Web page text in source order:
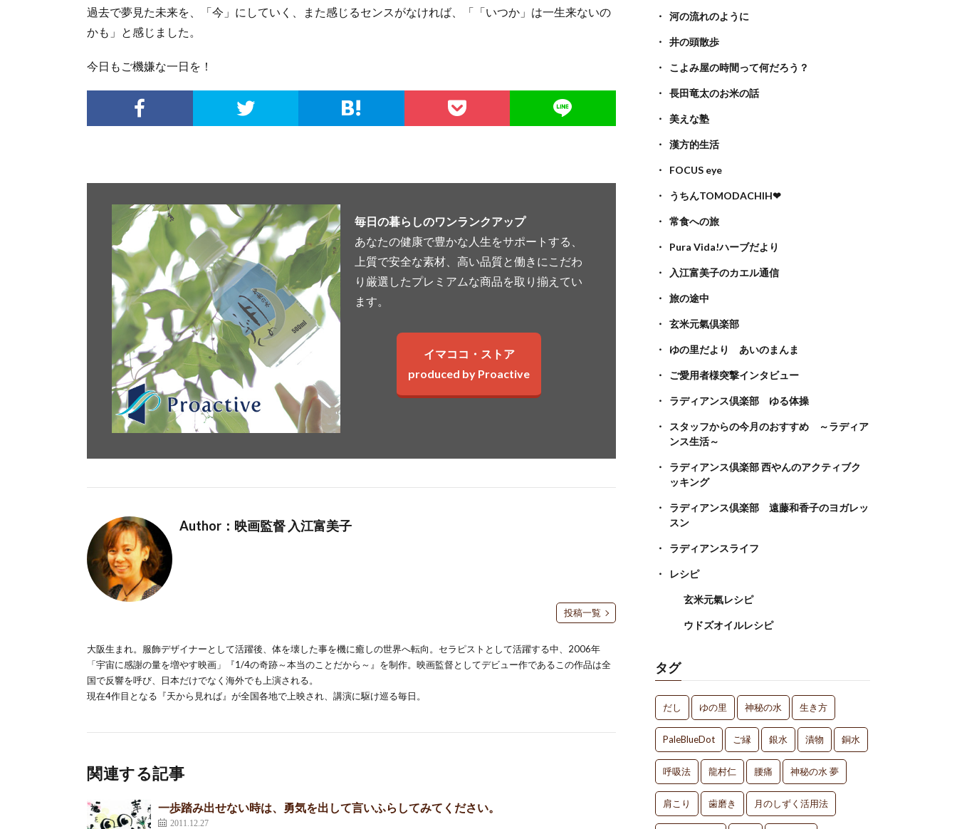
過去で夢見た未来を、「今」にしていく、また感じるセンスがなければ、「「いつか」は一生来ないの
かも」と感じました。
今日もご機嫌な一日を！
毎日の暮らしのワンランクアップ
あなたの健康で豊かな人生をサポートする、
上質で安全な素材、高い品質と働きにこだわ
り厳選したプレミアムな商品を取り揃えてい
ます。
イマココ・ストア
produced by Proactive
Author：映画監督 入江富美子
投稿一覧
大阪生まれ。服飾デザイナーとして活躍後、体を壊した事を機に癒しの世界へ転向。セラピストとして活躍する中、2006年
「宇宙に感謝の量を増やす映画」『1/4の奇跡～本当のことだから～』を制作。映画監督としてデビュー作であるこの作品は全
国で反響を呼び、日本だけでなく海外でも上演される。
現在4作目となる『天から見れば』が全国各地で上映され、講演に駆け巡る毎日。
関連する記事
一歩踏み出せない時は、勇気を出して言いふらしてみてください。
2011.12.27
河の流れのように
井の頭散歩
こよみ屋の時間って何だろう？
長田竜太のお米の話
美えな塾
漢方的生活
FOCUS eye
うちんTOMODACHIH❤
常食への旅
Pura Vida!ハーブだより
入江富美子のカエル通信
旅の途中
玄米元氣倶楽部
ゆの里だより あいのまんま
ご愛用者様突撃インタビュー
ラディアンス倶楽部 ゆる体操
スタッフからの今月のおすすめ ～ラディア
ンス生活～
ラディアンス倶楽部 西やんのアクティブク
ッキング
ラディアンス倶楽部 遠藤和香子のヨガレッ
スン
ラディアンスライフ
レシピ
玄米元氣レシピ
ウドズオイルレシピ
タグ
だし ゆの里 神秘の水 生き方
PaleBlueDot ご縁 銀水 漬物 銅水
呼吸法 龍村仁 腰痛 神秘の水 夢
肩こり 歯磨き 月のしずく活用法